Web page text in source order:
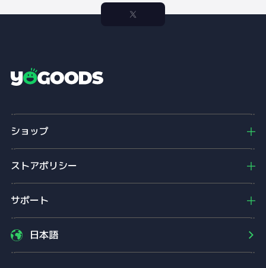
g
oショップ
ストアポリシー
サポート
日本語